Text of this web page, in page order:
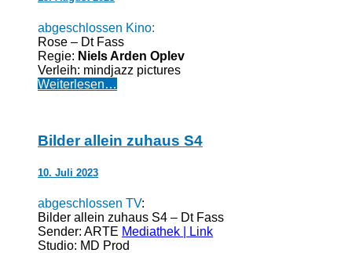
abgeschlossen Kino:
Rose – Dt Fass
Regie: Niels Arden Oplev
Verleih: mindjazz pictures
Weiterlesen…
Bilder allein zuhaus S4
10. Juli 2023
abgeschlossen TV:
Bilder allein zuhaus S4 – Dt Fass
Sender: ARTE Mediathek | Link
Studio: MD Prod